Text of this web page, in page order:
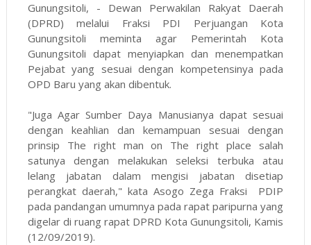
Gunungsitoli, - Dewan Perwakilan Rakyat Daerah
(DPRD) melalui Fraksi PDI Perjuangan Kota
Gunungsitoli meminta agar Pemerintah Kota
Gunungsitoli dapat menyiapkan dan menempatkan
Pejabat yang sesuai dengan kompetensinya pada
OPD Baru yang akan dibentuk.
"Juga Agar Sumber Daya Manusianya dapat sesuai
dengan keahlian dan kemampuan sesuai dengan
prinsip The right man on The right place salah
satunya dengan melakukan seleksi terbuka atau
lelang jabatan dalam mengisi jabatan disetiap
perangkat daerah," kata Asogo Zega Fraksi PDIP
pada pandangan umumnya pada rapat paripurna yang
digelar di ruang rapat DPRD Kota Gunungsitoli, Kamis
(12/09/2019).